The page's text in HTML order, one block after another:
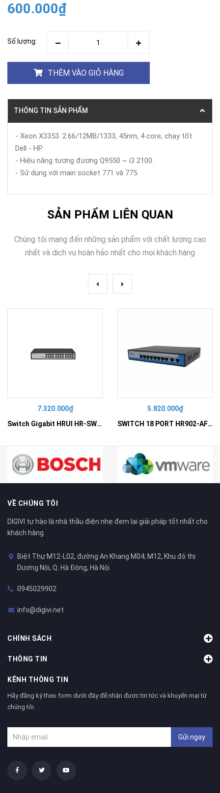
600.000₫
Số lượng:
THÊM VÀO GIỎ HÀNG
THÔNG TIN SẢN PHẨM
- Xeon X3353. 2.66/12MB/1333, 45nm, 4 core, chạy tốt
Dell - HP.
- Hiệu năng tương đương Q9550 ~ i3 2100.
- Sử dụng với main socket 771 và 775.
SẢN PHẨM LIÊN QUAN
Chúng tôi mang đến những sản phẩm với chất lượng cao
nhất và dịch vụ hoàn hảo nhất cho mọi khách hàng
7.320.000₫
Switch Gigabit HRUI HR-SWG10240D
5.820.000₫
SWITCH 18 PORT HR902-AF162G-300 – Switch PoE 16 Cổng
VỀ CHÚNG TÔI
DIGIVI tự hào là nhà thầu điện nhẹ đem lại giải pháp tốt nhất cho
khách hàng
Biệt Thự M12-L02, đường An Khang M04; M12, Khu đô thị
Dương Nội, Q. Hà Đông, Hà Nội
0945029902
info@digivi.net
CHÍNH SÁCH
THÔNG TIN
KÊNH THÔNG TIN
Hãy đăng ký theo form dưới đây để nhận được tin tức và khuyến mại từ
chúng tôi.
Gửi ngay